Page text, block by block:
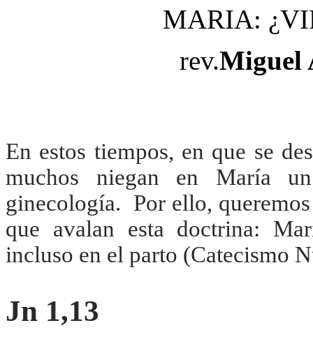
MARIA:
rev.Miguel
En estos tiempos, en que se
muchos niegan en María
ginecología. Por ello,
que avalan esta doctrina:
incluso en el parto (Catecismo
Jn 1,13